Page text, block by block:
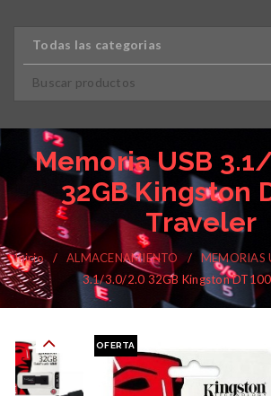
Todas las categorias
Memoria USB
32GB Kingston
Traveler
Inicio / ALMACENAMIENTO / MEMORIAS
3.1/3.0/2.0 32GB Kingston
OFERTA